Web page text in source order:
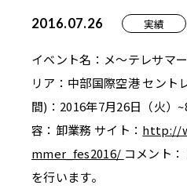
2016.07.26 実績
イベント名：メ～テレサマ
リア：中部国際空港 セント
間)：2016年7月26日（火）
容：卸業務 サイト： http://
mmer_fes2016/ コメント
を行います。